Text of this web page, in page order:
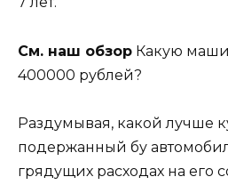
См. наш обзор Какую
400000 рублей?
Раздумывая, какой лучше
подержанный бу
грядущих расходах на его